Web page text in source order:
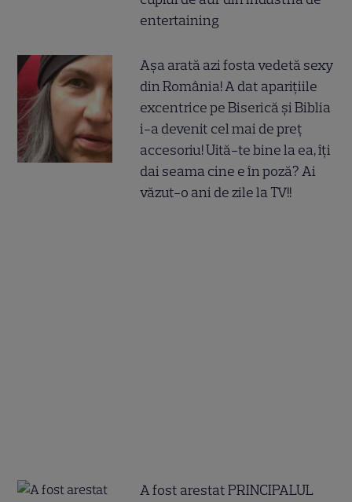
entertaining
Așa arată azi fosta vedetă sexy
din România! A dat aparițiile
excentrice pe Biserică și Biblia
i-a devenit cel mai de preț
accesoriu! Uită-te bine la ea, îți
dai seama cine e în poză? Ai
văzut-o ani de zile la TV!!
A fost arestat PRINCIPALUL